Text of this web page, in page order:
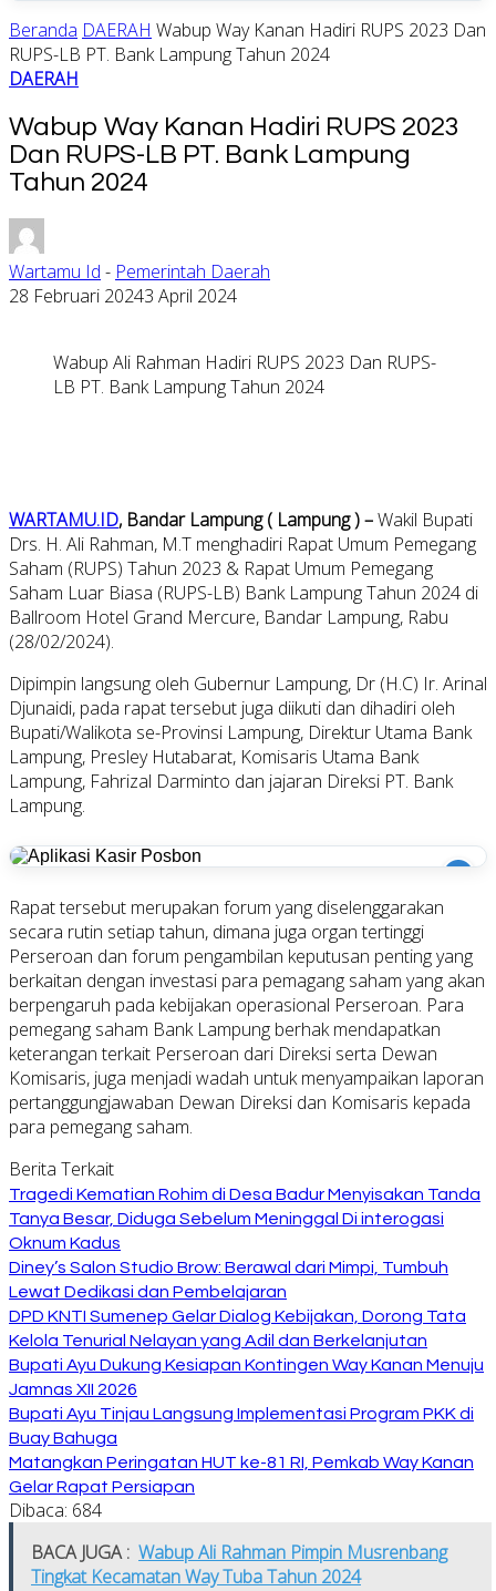
Beranda DAERAH Wabup Way Kanan Hadiri RUPS 2023 Dan
RUPS-LB PT. Bank Lampung Tahun 2024
DAERAH
Wabup Way Kanan Hadiri RUPS 2023
Dan RUPS-LB PT. Bank Lampung
Tahun 2024
Wartamu Id - Pemerintah Daerah
28 Februari 20243 April 2024
Wabup Ali Rahman Hadiri RUPS 2023 Dan RUPS-
LB PT. Bank Lampung Tahun 2024
WARTAMU.ID, Bandar Lampung ( Lampung ) –Wakil Bupati
Drs. H. Ali Rahman, M.T menghadiri Rapat Umum Pemegang
Saham (RUPS) Tahun 2023 & Rapat Umum Pemegang
Saham Luar Biasa (RUPS-LB) Bank Lampung Tahun 2024 di
Ballroom Hotel Grand Mercure, Bandar Lampung, Rabu
(28/02/2024).
Dipimpin langsung oleh Gubernur Lampung, Dr (H.C) Ir. Arinal
Djunaidi, pada rapat tersebut juga diikuti dan dihadiri oleh
Bupati/Walikota se-Provinsi Lampung, Direktur Utama Bank
Lampung, Presley Hutabarat, Komisaris Utama Bank
Lampung, Fahrizal Darminto dan jajaran Direksi PT. Bank
Lampung.
i
Rapat tersebut merupakan forum yang diselenggarakan
secara rutin setiap tahun, dimana juga organ tertinggi
Perseroan dan forum pengambilan keputusan penting yang
berkaitan dengan investasi para pemagang saham yang akan
berpengaruh pada kebijakan operasional Perseroan. Para
pemegang saham Bank Lampung berhak mendapatkan
keterangan terkait Perseroan dari Direksi serta Dewan
Komisaris, juga menjadi wadah untuk menyampaikan laporan
pertanggungjawaban Dewan Direksi dan Komisaris kepada
para pemegang saham.
Berita Terkait
Tragedi Kematian Rohim di Desa Badur Menyisakan Tanda
Tanya Besar, Diduga Sebelum Meninggal Di interogasi
Oknum Kadus
Diney’s Salon Studio Brow: Berawal dari Mimpi, Tumbuh
Lewat Dedikasi dan Pembelajaran
DPD KNTI Sumenep Gelar Dialog Kebijakan, Dorong Tata
Kelola Tenurial Nelayan yang Adil dan Berkelanjutan
Bupati Ayu Dukung Kesiapan Kontingen Way Kanan Menuju
Jamnas XII 2026
Bupati Ayu Tinjau Langsung Implementasi Program PKK di
Buay Bahuga
Matangkan Peringatan HUT ke-81 RI, Pemkab Way Kanan
Gelar Rapat Persiapan
Dibaca: 684
BACA JUGA : Wabup Ali Rahman Pimpin Musrenbang
Tingkat Kecamatan Way Tuba Tahun 2024